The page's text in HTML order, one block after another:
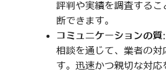
評判や実績を調査するこ
断できます。
コミュニケーションの質
相談を通じて、業者の対
す。迅速かつ親切な対応